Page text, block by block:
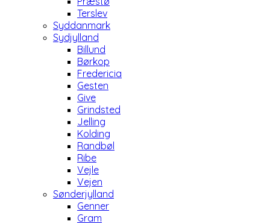
Terslev
Syddanmark
Sydjylland
Billund
Børkop
Fredericia
Gesten
Give
Grindsted
Jelling
Kolding
Randbøl
Ribe
Vejle
Vejen
Sønderjylland
Genner
Gram